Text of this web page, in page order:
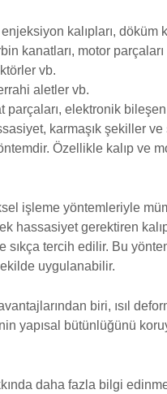
kalıpları, döküm
kanatları, motor parçaları
vb.
aletler vb.
parçaları, elektronik
karmaşık şekiller
Özellikle kalıp ve
işleme yöntemleriyle
hassasiyet gerektiren
tercih edilir. Bu
uygulanabilir.
biri, ısıl
yapısal bütünlüğünü
daha fazla bilgi